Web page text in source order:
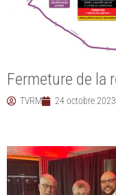
Fermeture de la
TVRM 24 octobre 2023